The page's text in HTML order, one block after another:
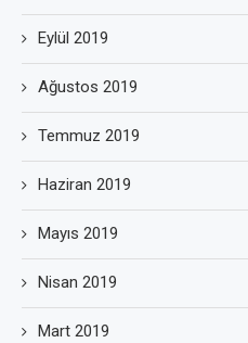
Eylül 2019
Ağustos 2019
Temmuz 2019
Haziran 2019
Mayıs 2019
Nisan 2019
Mart 2019